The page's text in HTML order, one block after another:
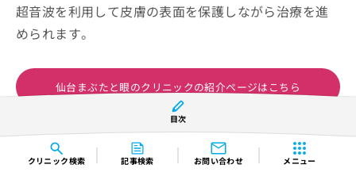
クリニック検索 記事検索 お問い合わせ メニュー
超音波を利用して皮膚の表面を保護しながら治療を進
められます。
仙台まぶたと眼のクリニックの紹介ページはこちら
コンテンツの誤りを送信する
目次